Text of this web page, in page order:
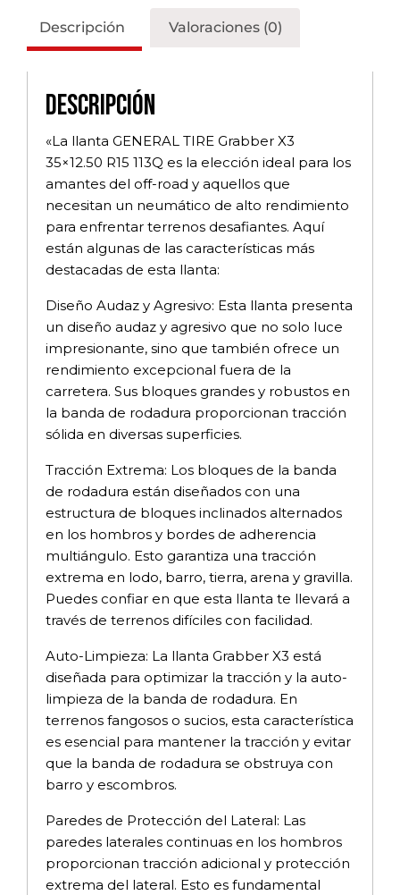
Descripción Valoraciones (0)
Descripción
«La llanta GENERAL TIRE Grabber X3
35×12.50 R15 113Q es la elección ideal para los
amantes del off-road y aquellos que
necesitan un neumático de alto rendimiento
para enfrentar terrenos desafiantes. Aquí
están algunas de las características más
destacadas de esta llanta:
Diseño Audaz y Agresivo: Esta llanta presenta
un diseño audaz y agresivo que no solo luce
impresionante, sino que también ofrece un
rendimiento excepcional fuera de la
carretera. Sus bloques grandes y robustos en
la banda de rodadura proporcionan tracción
sólida en diversas superficies.
Tracción Extrema: Los bloques de la banda
de rodadura están diseñados con una
estructura de bloques inclinados alternados
en los hombros y bordes de adherencia
multiángulo. Esto garantiza una tracción
extrema en lodo, barro, tierra, arena y gravilla.
Puedes confiar en que esta llanta te llevará a
través de terrenos difíciles con facilidad.
Auto-Limpieza: La llanta Grabber X3 está
diseñada para optimizar la tracción y la auto-
limpieza de la banda de rodadura. En
terrenos fangosos o sucios, esta característica
es esencial para mantener la tracción y evitar
que la banda de rodadura se obstruya con
barro y escombros.
Paredes de Protección del Lateral: Las
paredes laterales continuas en los hombros
proporcionan tracción adicional y protección
extrema del lateral. Esto es fundamental